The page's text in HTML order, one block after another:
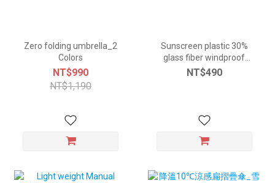
Zero folding umbrella_2
Colors
NT$990
NT$1,190
Sunscreen plastic 30%
glass fiber windproof
umbrella 10colors
NT$490